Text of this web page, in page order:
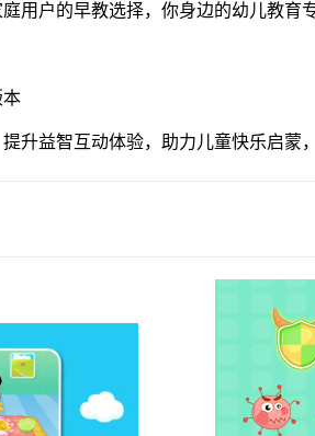
用户的早教选择，你身边的幼儿教育专
本
提升益智互动体验，助力儿童快乐启蒙